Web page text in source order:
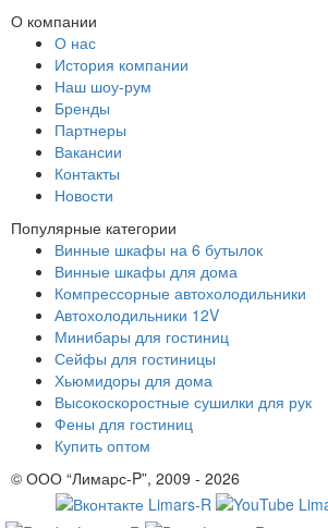
О компании
О нас
История компании
Наш шоу-рум
Бренды
Партнеры
Вакансии
Контакты
Новости
Популярные категории
Винные шкафы на 6 бутылок
Винные шкафы для дома
Компрессорные автохолодильники
Автохолодильники 12V
Минибары для гостиниц
Сейфы для гостиницы
Хьюмидоры для дома
Высокоскоростные сушилки для рук
Фены для гостиниц
Купить оптом
© ООО “Лимарс-P”, 2009 - 2026